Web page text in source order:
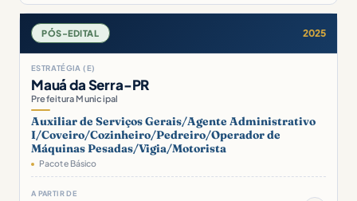
PÓS-EDITAL 2025
ESTRATÉGIA (E)
Mauá da Serra-PR
Prefeitura Municipal
Auxiliar de Serviços Gerais/Agente Administrativo
I/Coveiro/Cozinheiro/Pedreiro/Operador de
Máquinas Pesadas/Vigia/Motorista
Pacote Básico
A PARTIR DE